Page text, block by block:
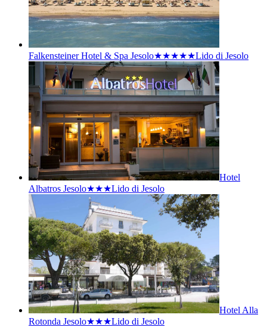
Falkensteiner Hotel & Spa Jesolo★★★★★Lido di Jesolo
Hotel
Albatros Jesolo★★★Lido di Jesolo
Hotel Alla
Rotonda Jesolo★★★Lido di Jesolo